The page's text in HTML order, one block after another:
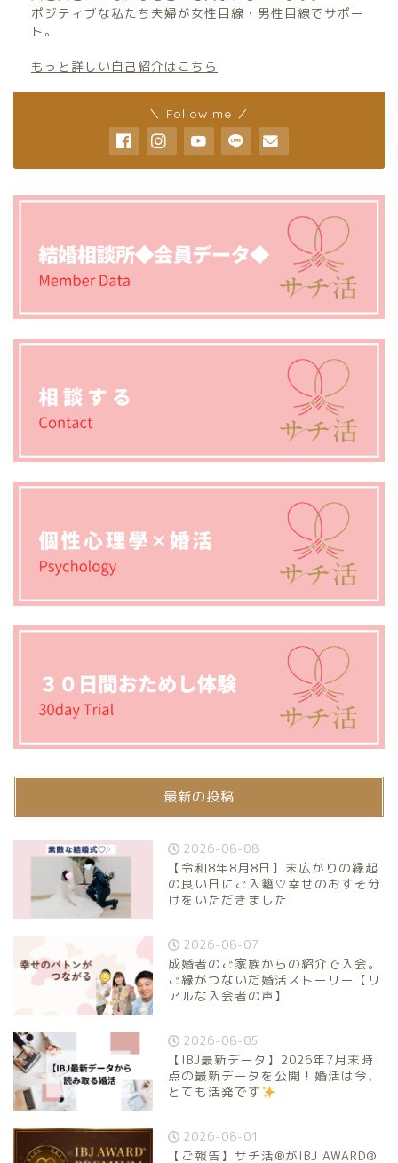
ポジティブな私たち夫婦が女性目線・男性目線でサポー
ト。
もっと詳しい自己紹介はこちら
＼ Follow me ／
最新の投稿
2026-08-08
【令和8年8月8日】末広がりの縁起
の良い日にご入籍♡幸せのおすそ分
けをいただきました
2026-08-07
成婚者のご家族からの紹介で入会。
ご縁がつないだ婚活ストーリー【リ
アルな入会者の声】
2026-08-05
【IBJ最新データ】2026年7月末時
点の最新データを公開！婚活は今、
とても活発です
2026-08-01
【ご報告】サチ活®がIBJ AWARD®